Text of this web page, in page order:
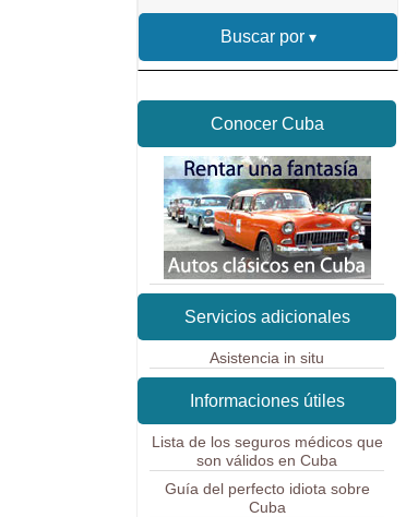
Buscar por
Conocer Cuba
Servicios adicionales
Asistencia in situ
Informaciones útiles
Lista de los seguros médicos que
son válidos en Cuba
Guía del perfecto idiota sobre
Cuba